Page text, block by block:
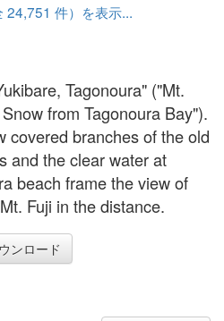
24,751 件）を表示...
Tagonoura" ("Mt.
from Tagonoura Bay").
covered branches of the old
and the clear water at
beach frame the view of
Fuji in the distance.
ンロード